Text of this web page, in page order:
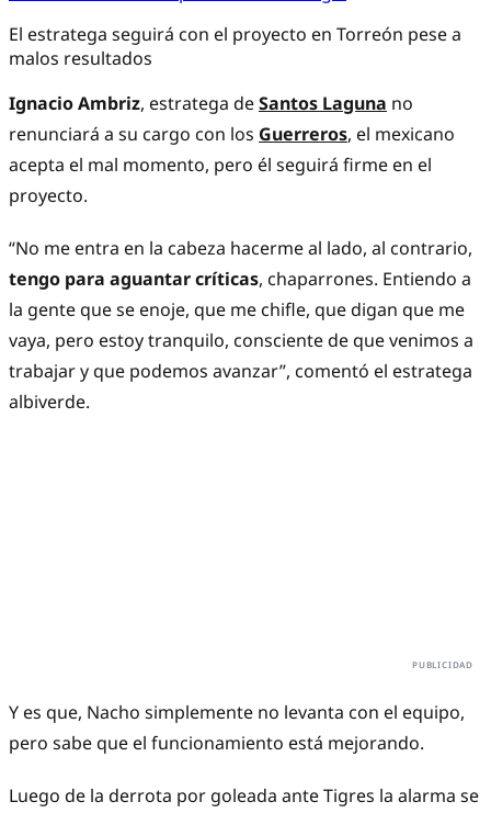
El estratega seguirá con el proyecto en Torreón pese a
malos resultados
Ignacio Ambriz, estratega deSantos Laguna no
renunciará a su cargo con los Guerreros, el mexicano
acepta el mal momento, pero él seguirá firme en el
proyecto.
“No me entra en la cabeza hacerme al lado, al contrario,
tengo para aguantar críticas, chaparrones. Entiendo a
la gente que se enoje, que me chifle, que digan que me
vaya, pero estoy tranquilo, consciente de que venimos a
trabajar y que podemos avanzar”, comentó el estratega
albiverde.
Y es que, Nacho simplemente no levanta con el equipo,
pero sabe que el funcionamiento está mejorando.
Luego de la derrota por goleada ante Tigres la alarma se